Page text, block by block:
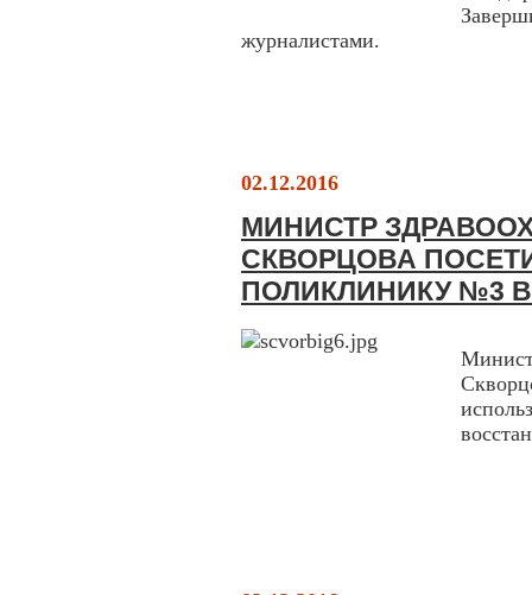
журналистами.
02.12.2016
МИНИСТР
СКВОРЦОВА
ПОЛИКЛИНИКУ №3